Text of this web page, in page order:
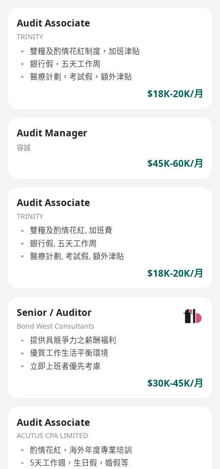
Audit Associate
TRINITY
雙糧及酌情花紅制度，加班津貼
銀行假，五天工作周
醫療計劃，考試假，額外津貼
$18K-20K/月
Audit Manager
容誠
$45K-60K/月
Audit Associate
TRINITY
雙糧及酌情花紅, 加班費
銀行假, 五天工作周
醫療計劃, 考試假, 額外津貼
$18K-20K/月
Senior / Auditor
Bond West Consultants
提供具競爭力之薪酬福利
優質工作生活平衡環境
立即上班者優先考慮
$30K-45K/月
Audit Associate
ACUTUS CPA LIMITED
酌情花紅，海外年度專業培訓
5天工作週，生日假，婚假等